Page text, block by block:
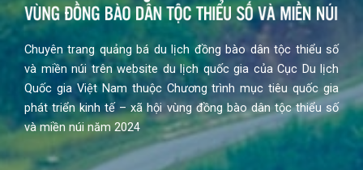
Chuyên trang quảng bá du lịch đồng bào dân tộc thiểu số
và miền núi trên website du lịch quốc gia của Cục Du lịch
Quốc gia Việt Nam thuộc Chương trình mục tiêu quốc gia
phát triển kinh tế – xã hội vùng đồng bào dân tộc thiểu số
và miền núi năm 2024